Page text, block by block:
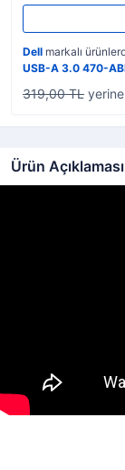
Dell markalı
USB-A 3.0 470-
319,00 TL
Ürün Açıklaması